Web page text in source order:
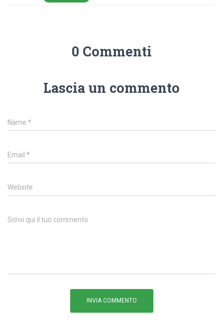
0 Commenti
Lascia un commento
Name *
Email *
Website
Scrivi qui il tuo commento